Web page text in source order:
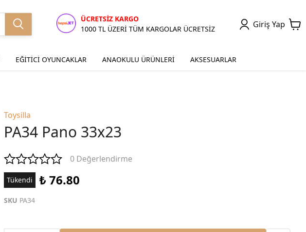
ÜCRETSİZ KARGO
1000 TL ÜZERİ TÜM KARGOLAR ÜCRETSİZ
Giriş Yap
EĞİTİCİ OYUNCAKLAR ANAOKULU ÜRÜNLERİ AKSESUARLAR
Toysilla
PA34 Pano 33x23
0 Değerlendirme
Tükendi ₺ 76.80
SKU PA34